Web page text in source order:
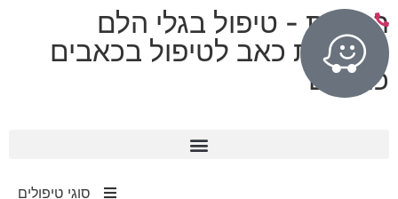
רפואות - טיפול בגלי הלם
מרפאות כאב לטיפול בכאבים
כרוניים
סוגי טיפולים